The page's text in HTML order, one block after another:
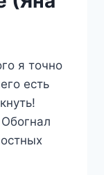
я точно
есть